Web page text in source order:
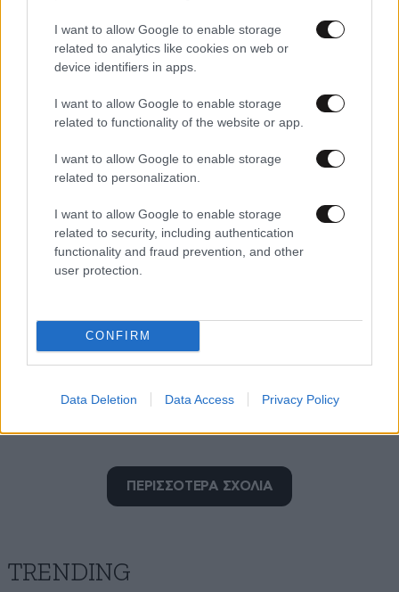
I want to allow Google to enable storage
related to analytics like cookies on web or
device identifiers in apps.
I want to allow Google to enable storage
related to functionality of the website or app.
I want to allow Google to enable storage
related to personalization.
I want to allow Google to enable storage
related to security, including authentication
functionality and fraud prevention, and other
user protection.
CONFIRM
Data Deletion Data Access Privacy Policy
Δεν βγάζουν τον μήνα... 12·06·2026 13:14
Και καλά... αλλά τους ψάχνουν να τους δώσουν πίσω
λεφτά χαχαχαα
12·06·2026 11:57
ΠΕΡΙΣΣΟΤΕΡΑ ΣΧΟΛΙΑ
TRENDING